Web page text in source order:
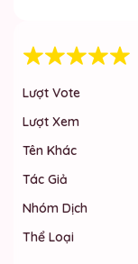
Lượt Vote
Lượt Xem
Tên Khác
Tác Giả
Nhóm Dịch
Thể Loại